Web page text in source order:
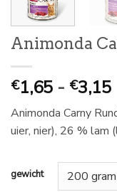
Animonda
€1,65 - €3,15
Animonda Carny
uier, nier), 26 % lam
gewicht